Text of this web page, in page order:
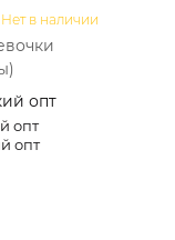
Нет в наличии
опт
опт
опт